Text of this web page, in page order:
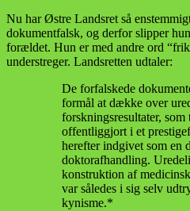
Nu har Østre Landsret så
dokumentfalsk, og derfor slipper
forældet. Hun er med andre ord
understreger. Landsretten udtaler:
De forfalskede
formål at dække over
forskningsresultater, som
offentliggjort i et
herefter indgivet som en
doktorafhandling.
konstruktion af
var således i sig selv
kynisme.*